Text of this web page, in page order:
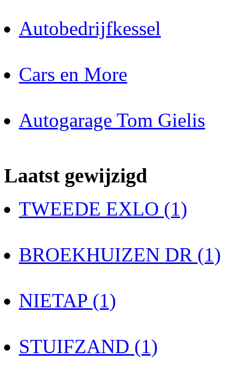
Autobedrijfkessel
Cars en More
Autogarage Tom Gielis
Laatst gewijzigd
TWEEDE EXLO (1)
BROEKHUIZEN DR (1)
NIETAP (1)
STUIFZAND (1)